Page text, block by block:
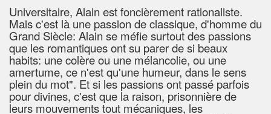
Universitaire, Alain est foncièrement rationaliste.
Mais c'est là une passion de classique, d'homme du
Grand Siècle: Alain se méfie surtout des passions
que les romantiques ont su parer de si beaux
habits: une colère ou une mélancolie, ou une
amertume, ce n'est qu'une humeur, dans le sens
plein du mot". Et si les passions ont passé parfois
pour divines, c'est que la raison, prisonnière de
leurs mouvements tout mécaniques, les